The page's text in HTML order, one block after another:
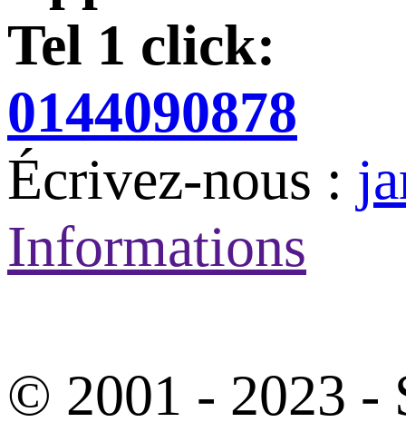
Tel 1 click:
0144090878
Écrivez-nous :
Informations
© 2001 - 2023 -